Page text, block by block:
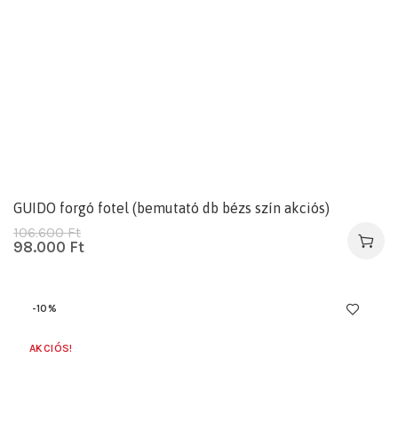
GUIDO forgó fotel (bemutató db bézs szín akciós)
106.600Ft
98.000 Ft
-10%
AKCIÓS!